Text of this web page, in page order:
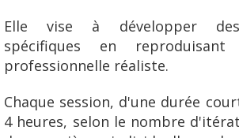
Elle vise à développer des
spécifiques en
professionnelle réaliste.
Chaque session, d'une durée
4 heures, selon le nombre